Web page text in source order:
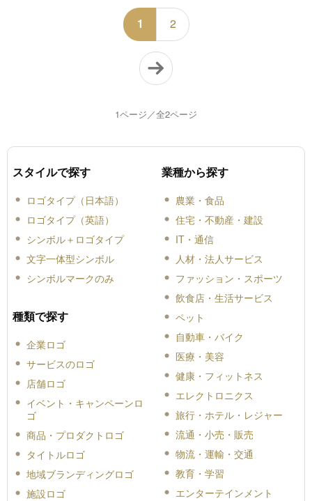
1 2
1ページ／全2ページ
スタイルで探す
ロゴタイプ（日本語）
ロゴタイプ（英語）
シンボル＋ロゴタイプ
文字一体型シンボル
シンボルマークのみ
種類で探す
企業ロゴ
サービスのロゴ
店舗ロゴ
イベント・キャンペーンロ
ゴ
商品・プロダクトロゴ
タイトルロゴ
地域ブランディングロゴ
施設ロゴ
業種から探す
農業・食品
住宅・不動産・建設
IT・通信
人材・法人サービス
ファッション・スポーツ
飲食店・生活サービス
ペット
自動車・バイク
医療・美容
健康・フィットネス
エレクトロニクス
旅行・ホテル・レジャー
流通・小売・販売
物流・運輸・交通
教育・学習
エンターテインメント